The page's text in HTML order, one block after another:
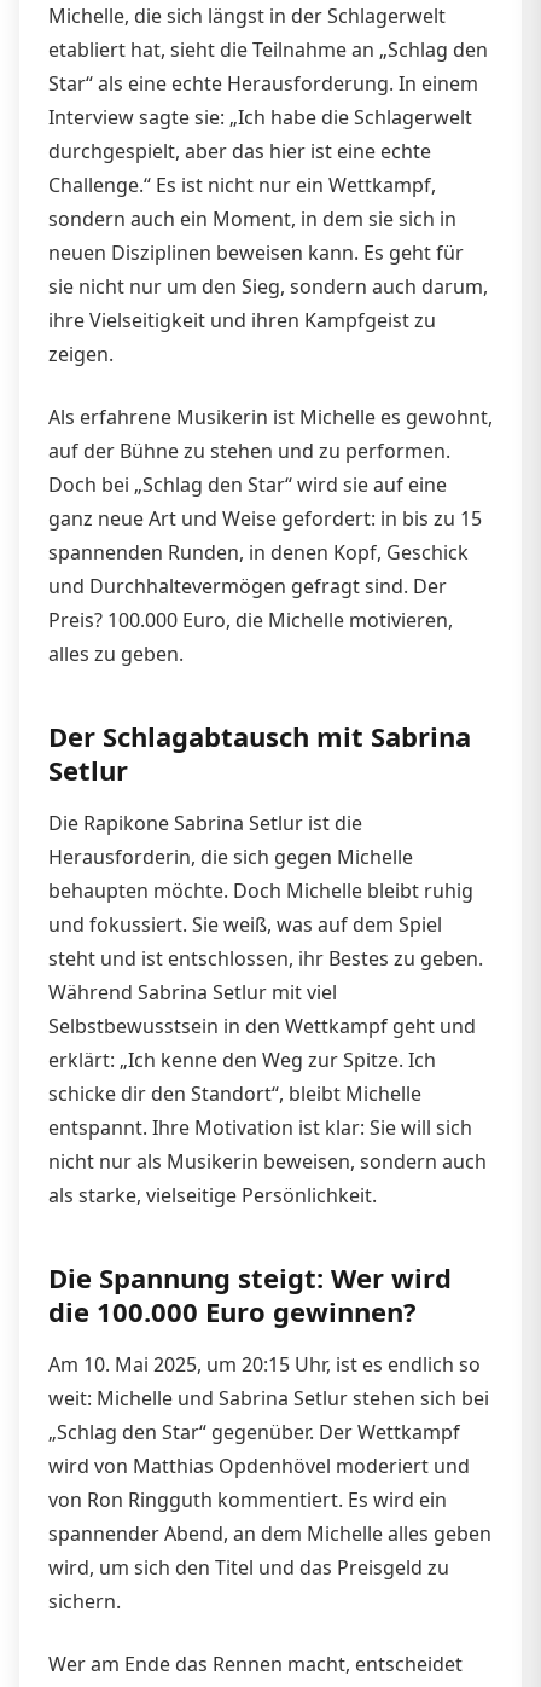
Michelle, die sich längst in der Schlagerwelt
etabliert hat, sieht die Teilnahme an „Schlag den
Star“ als eine echte Herausforderung. In einem
Interview sagte sie: „Ich habe die Schlagerwelt
durchgespielt, aber das hier ist eine echte
Challenge.“ Es ist nicht nur ein Wettkampf,
sondern auch ein Moment, in dem sie sich in
neuen Disziplinen beweisen kann. Es geht für
sie nicht nur um den Sieg, sondern auch darum,
ihre Vielseitigkeit und ihren Kampfgeist zu
zeigen.
Als erfahrene Musikerin ist Michelle es gewohnt,
auf der Bühne zu stehen und zu performen.
Doch bei „Schlag den Star“ wird sie auf eine
ganz neue Art und Weise gefordert: in bis zu 15
spannenden Runden, in denen Kopf, Geschick
und Durchhaltevermögen gefragt sind. Der
Preis? 100.000 Euro, die Michelle motivieren,
alles zu geben.
Der Schlagabtausch mit Sabrina
Setlur
Die Rapikone Sabrina Setlur ist die
Herausforderin, die sich gegen Michelle
behaupten möchte. Doch Michelle bleibt ruhig
und fokussiert. Sie weiß, was auf dem Spiel
steht und ist entschlossen, ihr Bestes zu geben.
Während Sabrina Setlur mit viel
Selbstbewusstsein in den Wettkampf geht und
erklärt: „Ich kenne den Weg zur Spitze. Ich
schicke dir den Standort“, bleibt Michelle
entspannt. Ihre Motivation ist klar: Sie will sich
nicht nur als Musikerin beweisen, sondern auch
als starke, vielseitige Persönlichkeit.
Die Spannung steigt: Wer wird
die 100.000 Euro gewinnen?
Am 10. Mai 2025, um 20:15 Uhr, ist es endlich so
weit: Michelle und Sabrina Setlur stehen sich bei
„Schlag den Star“ gegenüber. Der Wettkampf
wird von Matthias Opdenhövel moderiert und
von Ron Ringguth kommentiert. Es wird ein
spannender Abend, an dem Michelle alles geben
wird, um sich den Titel und das Preisgeld zu
sichern.
Wer am Ende das Rennen macht, entscheidet